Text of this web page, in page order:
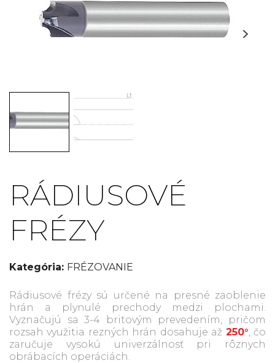
RÁDIUSOVÉ
FRÉZY
Kategória: FRÉZOVANIE
Rádiusové frézy sú určené na presné zaoblenie
hrán a plynulé prechody medzi plochami.
Vyznačujú sa 3-4 britovým prevedením, pričom
rozsah využitia rezných hrán dosahuje až 250°, čo
zaručuje vysokú univerzálnosť pri rôznych
obrábacích operáciách.